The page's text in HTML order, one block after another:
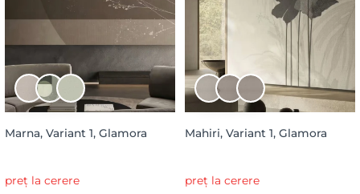
Marna, Variant 1, Glamora
preț la cerere
Mahiri, Variant 1, Glamora
preț la cerere